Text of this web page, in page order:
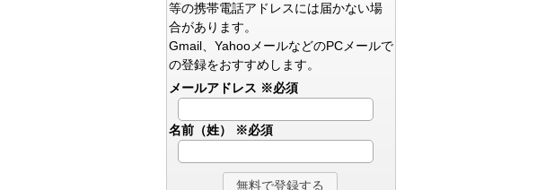
等の携帯電話アドレスには届かない場
合があります。
Gmail、YahooメールなどのPCメールで
の登録をおすすめします。
メールアドレス ※必須
名前（姓） ※必須